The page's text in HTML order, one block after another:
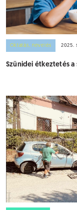
Oktatás, nevelés 2025.
Szünidei étkeztetés